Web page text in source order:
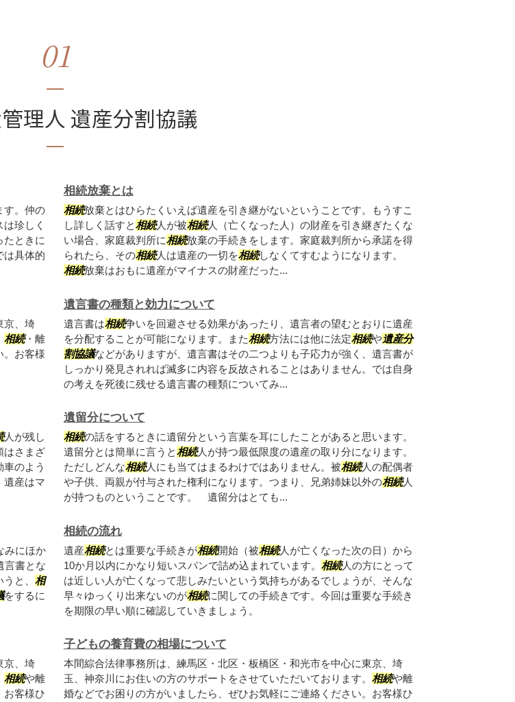
01
理人 遺産分割協議
す。仲の
珍しく
たときに
は具体的
相続放棄とは
相続放棄とはひらたくいえば遺産を引き継がないということです。もうすこ
し詳しく話すと相続人が被相続人（亡くなった人）の財産を引き継ぎたくな
い場合、家庭裁判所に相続放棄の手続きをします。家庭裁判所から承諾を得
られたら、その相続人は遺産の一切を相続しなくてすむようになります。
相続放棄はおもに遺産がマイナスの財産だった...
京、埼
相続・離
。お客様
遺言書の種類と効力について
遺言書は相続争いを回避させる効果があったり、遺言者の望むとおりに遺産
を分配することが可能になります。また相続方法には他に法定相続や遺産分
割協議などがありますが、遺言書はその二つよりも子応力が強く、遺言書が
しっかり発見されれば滅多に内容を反故されることはありません。では自身
の考えを死後に残せる遺言書の種類についてみ...
人が残し
はさまざ
のよう
遺産はマ
遺留分について
相続の話をするときに遺留分という言葉を耳にしたことがあると思います。
遺留分とは簡単に言うと相続人が持つ最低限度の遺産の取り分になります。
ただしどんな相続人にも当てはまるわけではありません。被相続人の配偶者
や子供、両親が付与された権利になります。つまり、兄弟姉妹以外の相続人
が持つものということです。 遺留分はとても...
みにほか
言書とな
と、 相
をするに
相続の流れ
遺産相続とは重要な手続きが相続開始（被相続人が亡くなった次の日）から
10か月以内にかなり短いスパンで詰め込まれています。 相続人の方にとって
は近しい人が亡くなって悲しみたいという気持ちがあるでしょうが、そんな
早々ゆっくり出来ないのが相続に関しての手続きです。今回は重要な手続き
を期限の早い順に確認していきましょう。
京、埼
相続や離
お客様ひ
子どもの養育費の相場について
本間綜合法律事務所は、練馬区・北区・板橋区・和光市を中心に東京、埼
玉、神奈川にお住いの方のサポートをさせていただいております。 相続や離
婚などでお困りの方がいましたら、ぜひお気軽にご連絡ください。お客様ひ